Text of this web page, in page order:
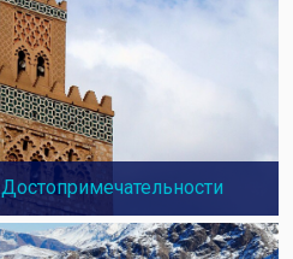
Достопримечательности